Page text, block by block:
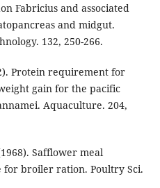
Fabricius and associated
and midgut.
132, 250-266.
Protein requirement for
gain for the pacific
Aquaculture. 204,
Safflower meal
for broiler ration. Poultry Sci.